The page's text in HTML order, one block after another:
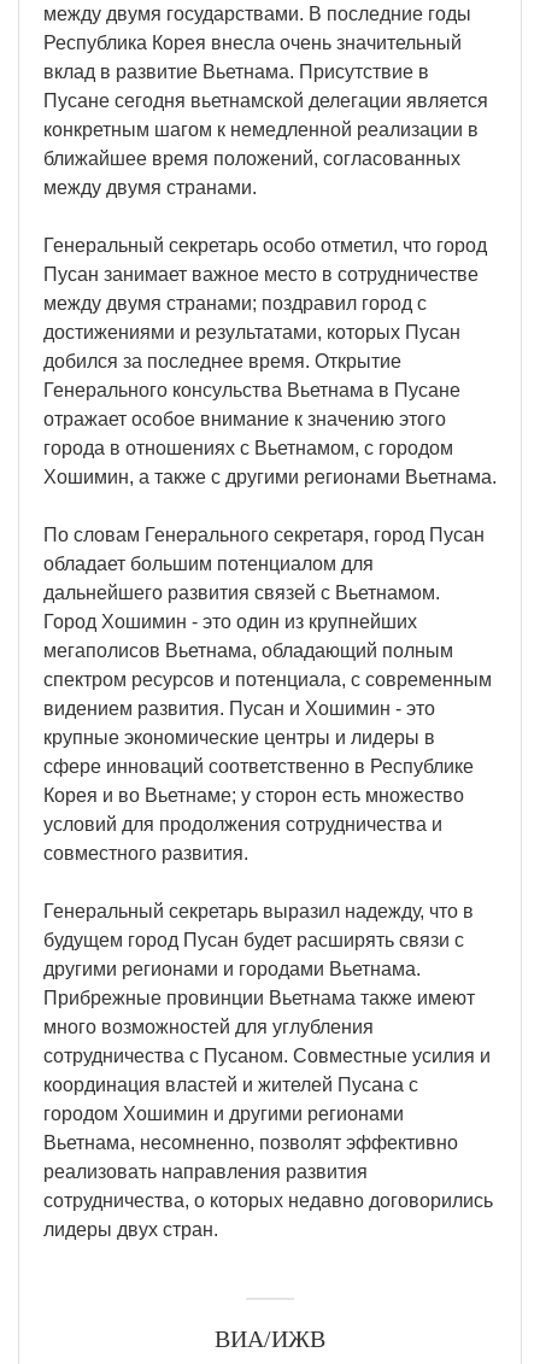
между двумя государствами. В последние годы
Республика Корея внесла очень значительный
вклад в развитие Вьетнама. Присутствие в
Пусане сегодня вьетнамской делегации является
конкретным шагом к немедленной реализации в
ближайшее время положений, согласованных
между двумя странами.
Генеральный секретарь особо отметил, что город
Пусан занимает важное место в сотрудничестве
между двумя странами; поздравил город с
достижениями и результатами, которых Пусан
добился за последнее время. Открытие
Генерального консульства Вьетнама в Пусане
отражает особое внимание к значению этого
города в отношениях с Вьетнамом, с городом
Хошимин, а также с другими регионами Вьетнама.
По словам Генерального секретаря, город Пусан
обладает большим потенциалом для
дальнейшего развития связей с Вьетнамом.
Город Хошимин - это один из крупнейших
мегаполисов Вьетнама, обладающий полным
спектром ресурсов и потенциала, с современным
видением развития. Пусан и Хошимин - это
крупные экономические центры и лидеры в
сфере инноваций соответственно в Республике
Корея и во Вьетнаме; у сторон есть множество
условий для продолжения сотрудничества и
совместного развития.
Генеральный секретарь выразил надежду, что в
будущем город Пусан будет расширять связи с
другими регионами и городами Вьетнама.
Прибрежные провинции Вьетнама также имеют
много возможностей для углубления
сотрудничества с Пусаном. Совместные усилия и
координация властей и жителей Пусана с
городом Хошимин и другими регионами
Вьетнама, несомненно, позволят эффективно
реализовать направления развития
сотрудничества, о которых недавно договорились
лидеры двух стран.
ВИА/ИЖВ